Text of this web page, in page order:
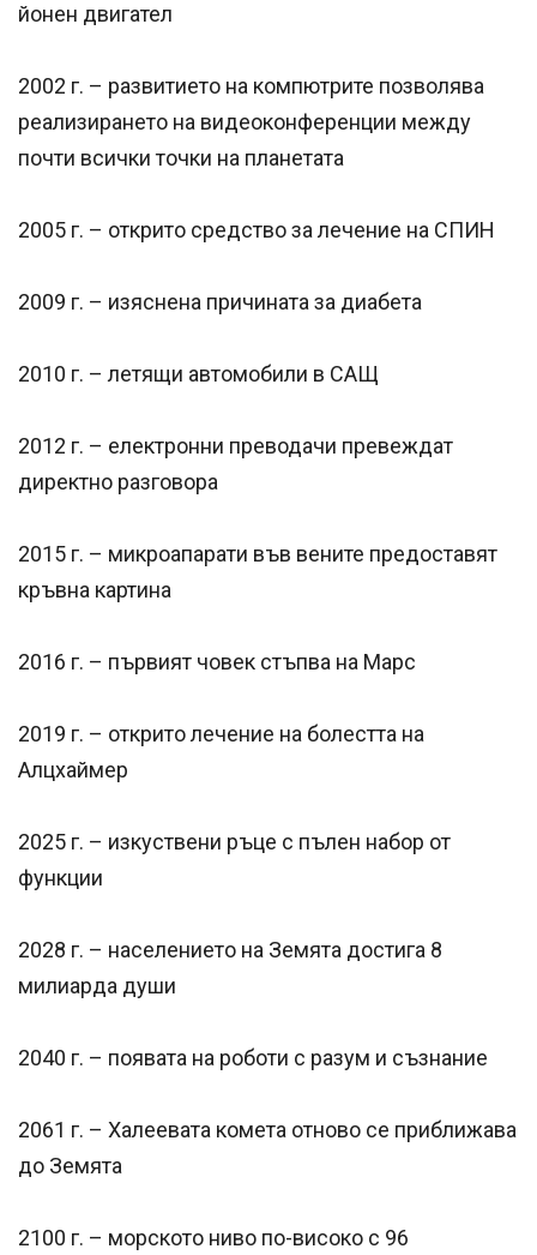
йонен двигател
2002 г. – развитието на компютрите позволява
реализирането на видеоконференции между
почти всички точки на планетата
2005 г. – открито средство за лечение на СПИН
2009 г. – изяснена причината за диабета
2010 г. – летящи автомобили в САЩ
2012 г. – електронни преводачи превеждат
директно разговора
2015 г. – микроапарати във вените предоставят
кръвна картина
2016 г. – първият човек стъпва на Марс
2019 г. – открито лечение на болестта на
Алцхаймер
2025 г. – изкуствени ръце с пълен набор от
функции
2028 г. – населението на Земята достига 8
милиарда души
2040 г. – появата на роботи с разум и съзнание
2061 г. – Халеевата комета отново се приближава
до Земята
2100 г. – морското ниво по-високо с 96